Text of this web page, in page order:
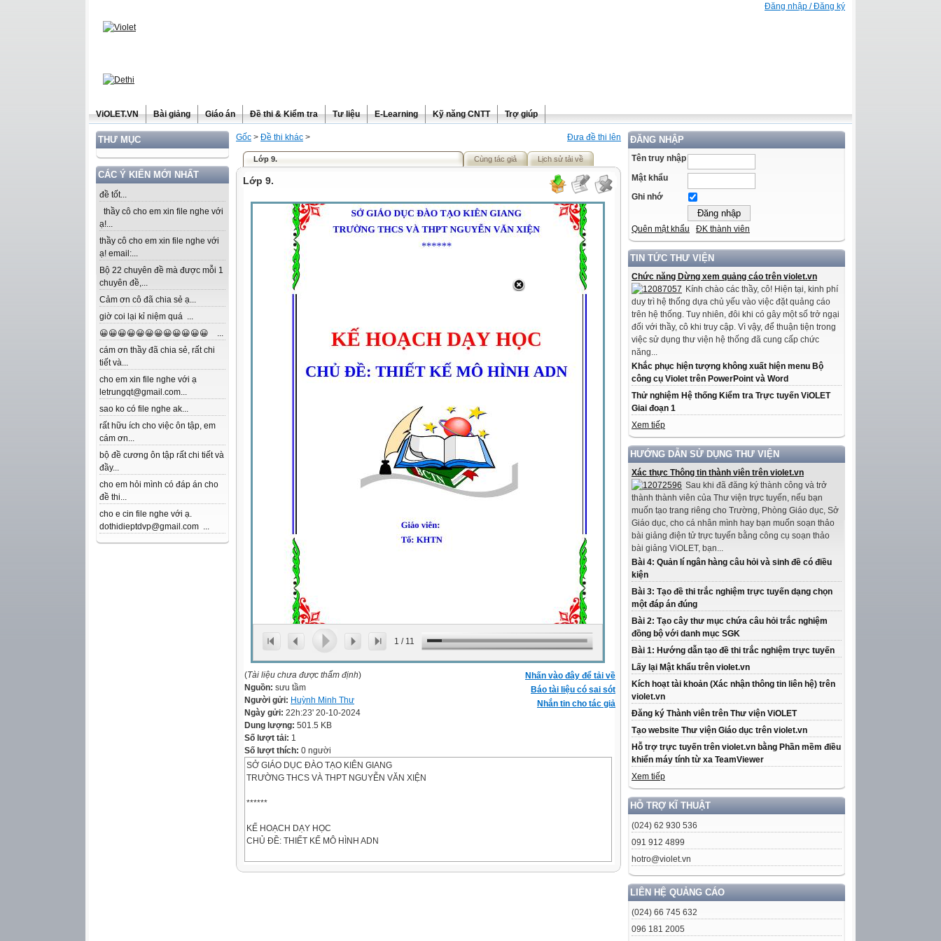
Đăng nhập / Đăng ký
ViOLET.VN Bài giảng Giáo án Đề thi & Kiểm tra Tư liệu E-Learning Kỹ năng CNTT Trợ giúp
THƯ MỤC
CÁC Ý KIẾN MỚI NHẤT
đề tốt...
thầy cô cho em xin file nghe với
ạ!...
thầy cô cho em xin file nghe với
ạ! email:...
Bộ 22 chuyên đề mà được mỗi 1
chuyên đề,...
Cảm ơn cô đã chia sẻ ạ...
giờ coi lại kỉ niệm quá ...
😀😀😀😀😀😀😀😀😀😀😀😀 ...
cám ơn thầy đã chia sẻ, rất chi
tiết và...
cho em xin file nghe với ạ
letrungqt@gmail.com...
sao ko có file nghe ak...
rất hữu ích cho việc ôn tập, em
cám ơn...
bộ đề cương ôn tập rất chi tiết và
đầy...
cho em hỏi mình có đáp án cho
đề thi...
cho e cin file nghe với ạ.
dothidieptdvp@gmail.com ...
ĐĂNG NHẬP
Tên truy nhập
Mật khẩu
Ghi nhớ
Quên mật khẩu ĐK thành viên
TIN TỨC THƯ VIỆN
Chức năng Dừng xem quảng cáo trên violet.vn
Kính chào các thầy, cô! Hiện tại, kinh phí
duy trì hệ thống dựa chủ yếu vào việc đặt quảng cáo
trên hệ thống. Tuy nhiên, đôi khi có gây một số trở ngại
đối với thầy, cô khi truy cập. Vì vậy, để thuận tiện trong
việc sử dụng thư viện hệ thống đã cung cấp chức
năng...
Khắc phục hiện tượng không xuất hiện menu Bộ
công cụ Violet trên PowerPoint và Word
Thử nghiệm Hệ thống Kiểm tra Trực tuyến ViOLET
Giai đoạn 1
Xem tiếp
HƯỚNG DẪN SỬ DỤNG THƯ VIỆN
Xác thực Thông tin thành viên trên violet.vn
Sau khi đã đăng ký thành công và trở
thành thành viên của Thư viện trực tuyến, nếu bạn
muốn tạo trang riêng cho Trường, Phòng Giáo dục, Sở
Giáo dục, cho cá nhân mình hay bạn muốn soạn thảo
bài giảng điện tử trực tuyến bằng công cụ soạn thảo
bài giảng ViOLET, bạn...
Bài 4: Quản lí ngân hàng câu hỏi và sinh đề có điều
kiện
Bài 3: Tạo đề thi trắc nghiệm trực tuyến dạng chọn
một đáp án đúng
Bài 2: Tạo cây thư mục chứa câu hỏi trắc nghiệm
đồng bộ với danh mục SGK
Bài 1: Hướng dẫn tạo đề thi trắc nghiệm trực tuyến
Lấy lại Mật khẩu trên violet.vn
Kích hoạt tài khoản (Xác nhận thông tin liên hệ) trên
violet.vn
Đăng ký Thành viên trên Thư viện ViOLET
Tạo website Thư viện Giáo dục trên violet.vn
Hỗ trợ trực tuyến trên violet.vn bằng Phần mềm điều
khiển máy tính từ xa TeamViewer
Xem tiếp
HỖ TRỢ KĨ THUẬT
(024) 62 930 536
091 912 4899
hotro@violet.vn
LIÊN HỆ QUẢNG CÁO
(024) 66 745 632
096 181 2005
Đưa đề thi lên
Gốc > Đề thi khác >
Lớp 9. Cùng tác giả Lịch sử tải về
Lớp 9.
1 / 11
Nhấn vào đây để tải về
Báo tài liệu có sai sót
Nhắn tin cho tác giả
(Tài liệu chưa được thẩm định)
Nguồn: sưu tầm
Người gửi: Huỳnh Minh Thư
Ngày gửi: 22h:23' 20-10-2024
Dung lượng: 501.5 KB
Số lượt tải: 1
Số lượt thích: 0 người
SỞ GIÁO DỤC ĐÀO TẠO KIÊN GIANG
TRƯỜNG THCS VÀ THPT NGUYỄN VĂN XIỆN
******
KẾ HOẠCH DẠY HỌC
CHỦ ĐỀ: THIẾT KẾ MÔ HÌNH ADN